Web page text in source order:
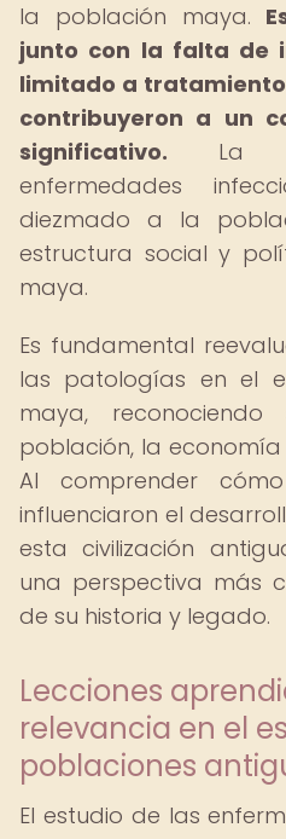
la población maya.
junto con la falta de
limitado a
contribuyeron a un
significativo. La
enfermedades
diezmado a la
estructura social y
maya.
Es fundamental
las patologías en el
maya,
población, la
Al comprender
influenciaron el
esta civilización
una perspectiva más
de su historia y legado.
Lecciones
relevancia en el
poblaciones
El estudio de las